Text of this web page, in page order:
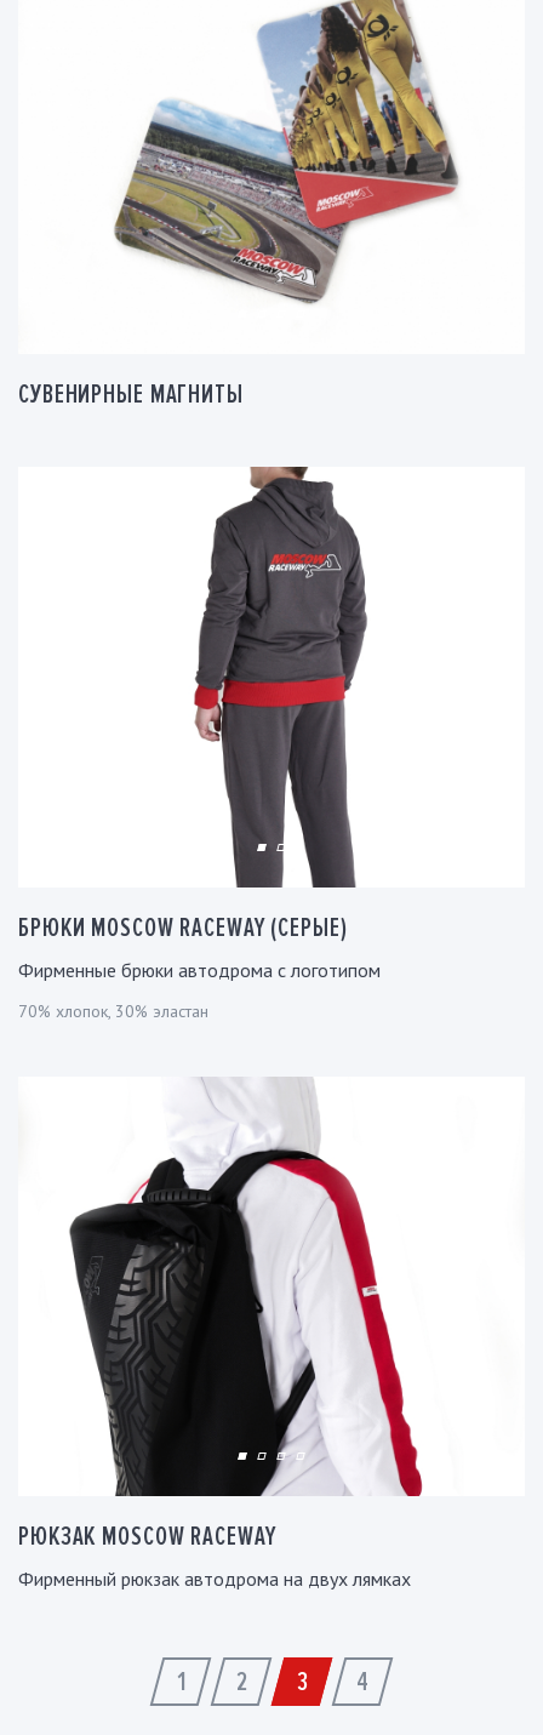
СУВЕНИРНЫЕ МАГНИТЫ
БРЮКИ MOSCOW RACEWAY (СЕРЫЕ)
Фирменные брюки автодрома с логотипом
70% хлопок, 30% эластан
РЮКЗАК MOSCOW RACEWAY
Фирменный рюкзак автодрома на двух лямках
1 2 3 4